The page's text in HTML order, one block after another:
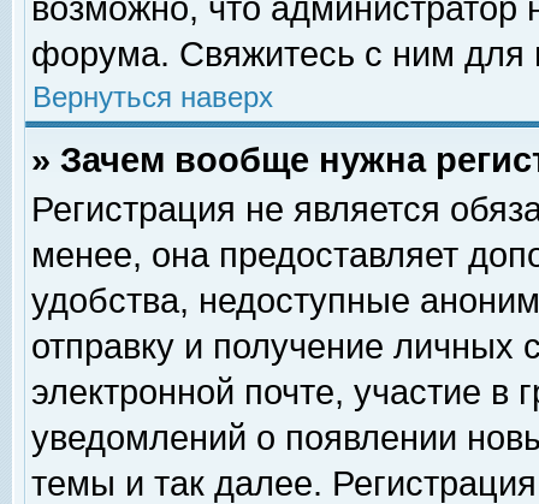
возможно, что
форума. Свяжитесь с ним для
Вернуться наверх
» Зачем вообще нужна
Регистрация не является
менее, она предоставляет
удобства, недоступные
отправку и получение личных
электронной почте, участие в
уведомлений о появлении
темы и так далее.